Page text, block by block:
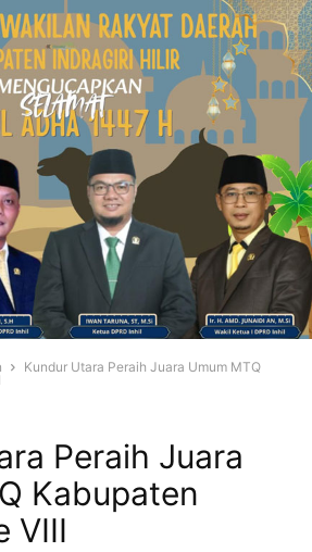
Kundur Utara Peraih Juara Umum MTQ
Peraih Juara
Kabupaten
VIII